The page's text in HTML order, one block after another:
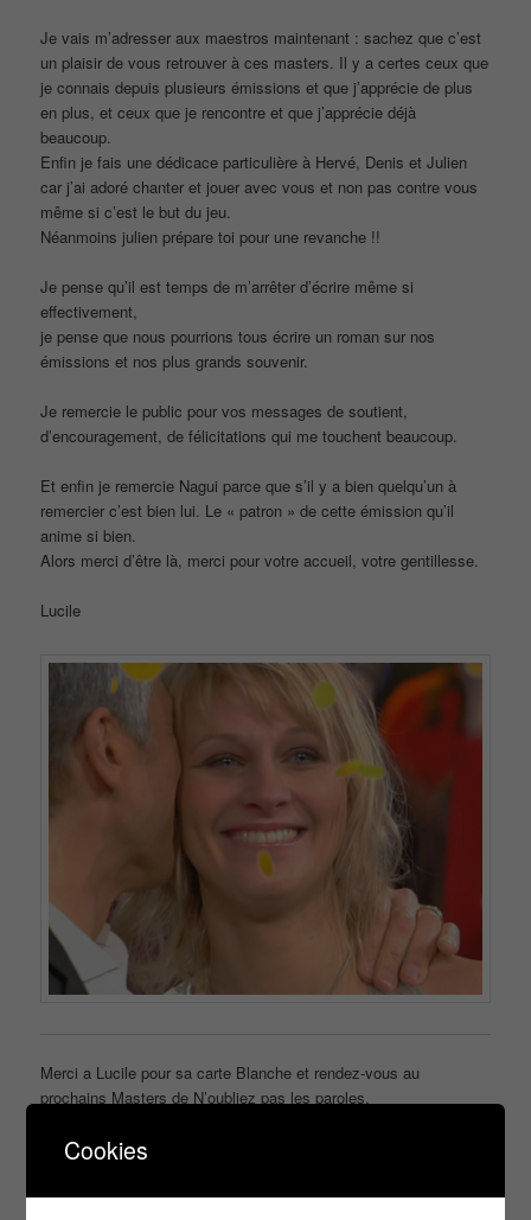
Je vais m’adresser aux maestros maintenant : sachez que c’est
un plaisir de vous retrouver à ces masters. Il y a certes ceux que
je connais depuis plusieurs émissions et que j’apprécie de plus
en plus, et ceux que je rencontre et que j’apprécie déjà
beaucoup.
Enfin je fais une dédicace particulière à Hervé, Denis et Julien
car j’ai adoré chanter et jouer avec vous et non pas contre vous
même si c’est le but du jeu.
Néanmoins julien prépare toi pour une revanche !!
Je pense qu’il est temps de m’arrêter d’écrire même si
effectivement,
je pense que nous pourrions tous écrire un roman sur nos
émissions et nos plus grands souvenir.
Je remercie le public pour vos messages de soutient,
d’encouragement, de félicitations qui me touchent beaucoup.
Et enfin je remercie Nagui parce que s’il y a bien quelqu’un à
remercier c’est bien lui. Le « patron » de cette émission qu’il
anime si bien.
Alors merci d’être là, merci pour votre accueil, votre gentillesse.
Lucile
Merci a Lucile pour sa carte Blanche et rendez-vous au
prochains Masters de N’oubliez pas les paroles.
Cookies